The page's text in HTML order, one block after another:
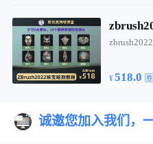
518.0
诚邀您加入我们，